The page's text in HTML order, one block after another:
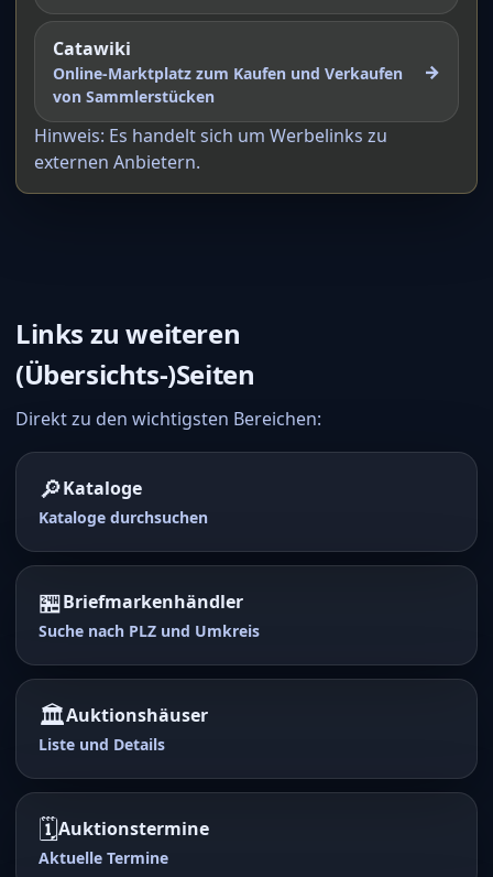
Catawiki
Online-Marktplatz zum Kaufen und Verkaufen
von Sammlerstücken
→
Hinweis: Es handelt sich um Werbelinks zu
externen Anbietern.
Links zu weiteren
(Übersichts-)Seiten
Direkt zu den wichtigsten Bereichen:
🔎Kataloge
Kataloge durchsuchen
🏪Briefmarkenhändler
Suche nach PLZ und Umkreis
🏛️Auktionshäuser
Liste und Details
🗓️Auktionstermine
Aktuelle Termine